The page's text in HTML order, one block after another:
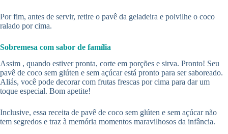
Por fim, antes de servir, retire o pavê da geladeira e polvilhe o coco
ralado por cima.
Sobremesa com sabor de família
Assim , quando estiver pronta, corte em porções e sirva. Pronto! Seu
pavê de coco sem glúten e sem açúcar está pronto para ser saboreado.
Aliás, você pode decorar com frutas frescas por cima para dar um
toque especial. Bom apetite!
Inclusive, essa receita de pavê de coco sem glúten e sem açúcar não
tem segredos e traz à memória momentos maravilhosos da infância.